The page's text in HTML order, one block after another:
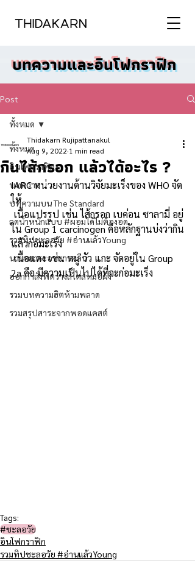
บทความและอินโฟกราฟิก
Post
ทั้งหมด
อินโฟกราฟิก
บทความ
บทความบน The Standard
ลดน้ำหนักแบบ #ผอมได้ไม่ต้องอด
รวมทิปชะลอวัย #อ่านแล้วYoung
นานาสาระอาหารคลีน
ออกกำลังฟิตร่างสไตล์หมอผิง
รวมบทความฮิตห้ามพลาด
รวมสรุปสาระจากพอดแคสต์
ทั้งหมด
กินไส้กรอก แล้วได้อะไร ?
Thidakarn Rujipattanakul
Aug 9, 2022 1 min read
IARC หน่วยงานด้านวิจัยมะเร็งของ WHO จัด
ให้
ใน Group 1 carcinogen คือหลักฐานบ่งว่ากิน
แล้วก่อมะเร็ง
เนื้อแดง เช่น หมู วัว แกะ จัดอยู่ใน Group
2a คือ มีความเป็นไปได้ที่จะก่อมะเร็ง
Tags:
#ชะลอวัย​
อินโฟกราฟิก
รวมทิปชะลอวัย #อ่านแล้วYoung